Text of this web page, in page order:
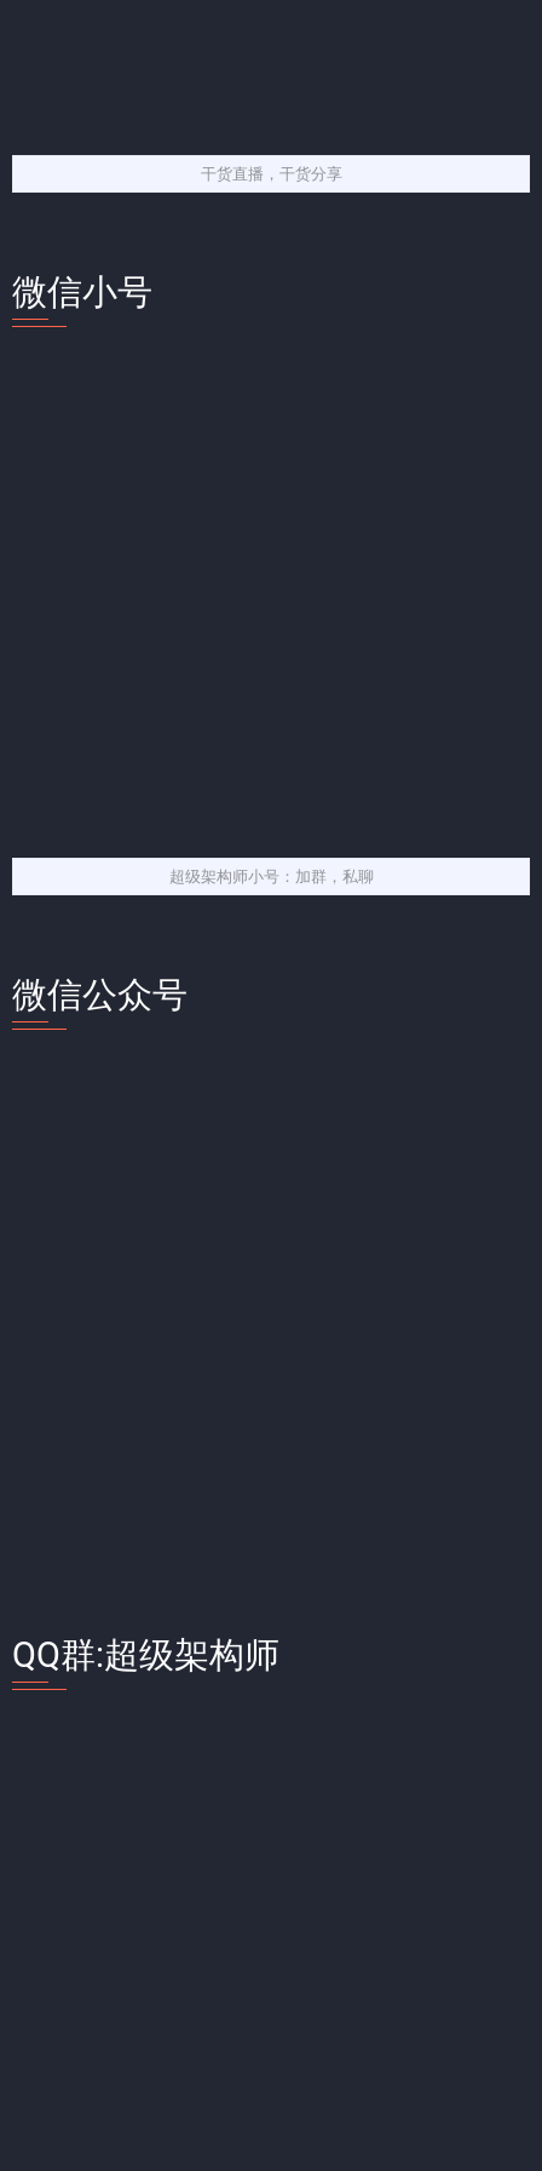
干货直播，干货分享
微信小号
超级架构师小号：加群，私聊
微信公众号
QQ群:超级架构师